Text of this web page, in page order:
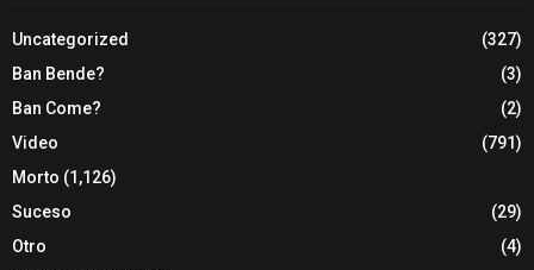
Uncategorized
(327)
Ban Bende?
(3)
Ban Come?
(2)
Video
(791)
Morto (1,126)
Suceso
(29)
Otro
(4)